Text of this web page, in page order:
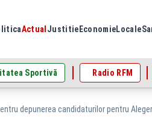
Actual Justitie EconomieLocale
Sportivă Radio RFM
depunerea candidaturilor pentru